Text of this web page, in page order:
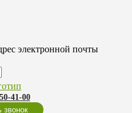
электронной почты
41-00
звонок